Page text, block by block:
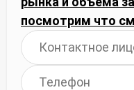
посмотрим что